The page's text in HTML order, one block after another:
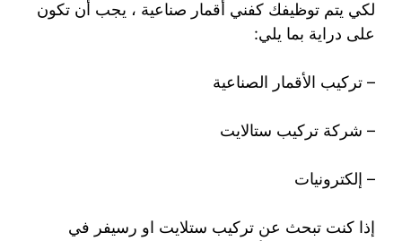
لكي يتم توظيفك كفني أقمار صناعية ، يجب أن تكون
على دراية بما يلي:
– تركيب الأقمار الصناعية
– شركة تركيب ستالايت
– إلكترونيات
إذا كنت تبحث عن تركيب ستلايت او رسيفر في